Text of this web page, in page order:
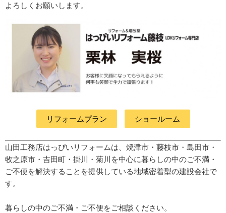
よろしくお願いします。
リフォームプラン ショールーム
山田工務店はっぴいリフォームは、焼津市・藤枝市・島田市・
牧之原市・吉田町 ・掛川・菊川 を中心に暮らしの中のご不満・
ご不便を解決することを提供している地域密着型の建設会社で
す。
暮らしの中のご不満・ご不便をご相談ください。